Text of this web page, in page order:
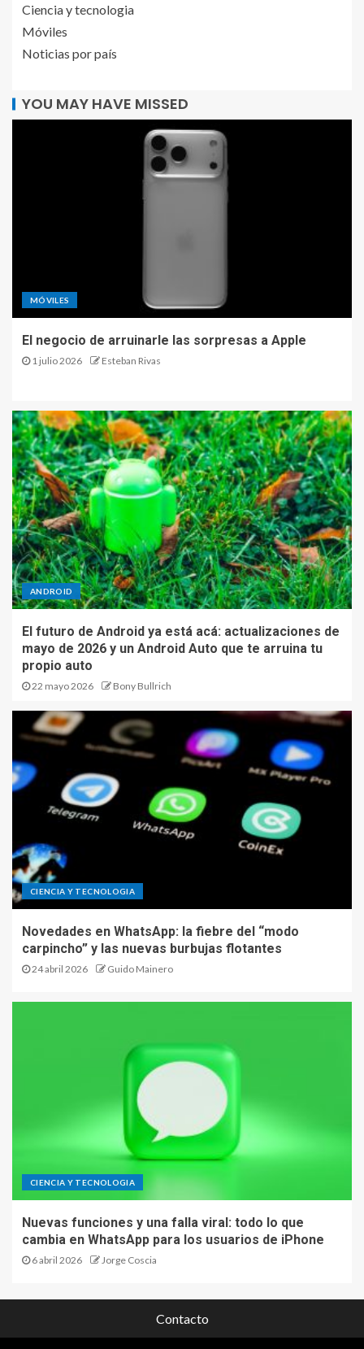
Ciencia y tecnologia
Móviles
Noticias por país
YOU MAY HAVE MISSED
MÓVILES
El negocio de arruinarle las sorpresas a Apple
1 julio 2026 Esteban Rivas
ANDROID
El futuro de Android ya está acá: actualizaciones de
mayo de 2026 y un Android Auto que te arruina tu
propio auto
22 mayo 2026 Bony Bullrich
CIENCIA Y TECNOLOGIA
Novedades en WhatsApp: la fiebre del “modo
carpincho” y las nuevas burbujas flotantes
24 abril 2026 Guido Mainero
CIENCIA Y TECNOLOGIA
Nuevas funciones y una falla viral: todo lo que
cambia en WhatsApp para los usuarios de iPhone
6 abril 2026 Jorge Coscia
Contacto